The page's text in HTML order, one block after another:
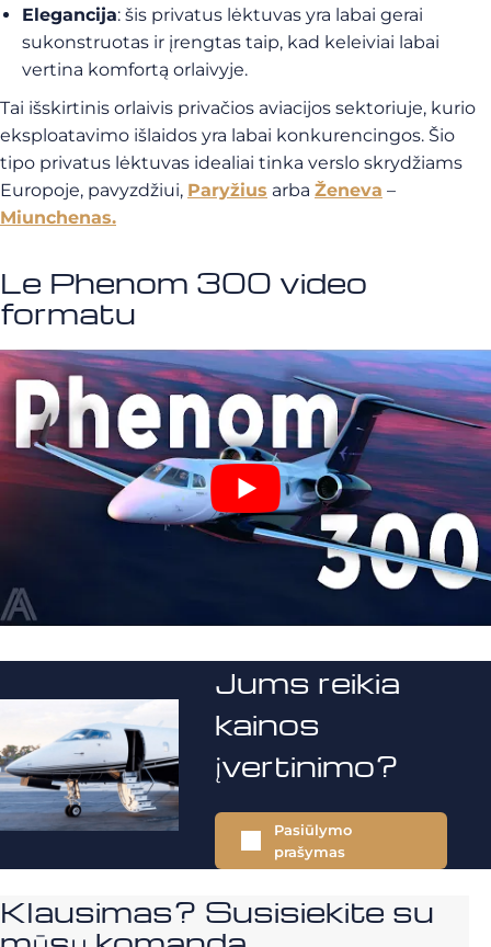
Elegancija: šis privatus lėktuvas yra labai gerai
sukonstruotas ir įrengtas taip, kad keleiviai labai
vertina komfortą orlaivyje.
Tai išskirtinis orlaivis privačios aviacijos sektoriuje, kurio
eksploatavimo išlaidos yra labai konkurencingos. Šio
tipo privatus lėktuvas idealiai tinka verslo skrydžiams
Europoje, pavyzdžiui, Paryžius arba Ženeva –
Miunchenas.
Le Phenom 300 video
formatu
Jums reikia
kainos
įvertinimo?
Pasiūlymo
prašymas
Klausimas? Susisiekite su